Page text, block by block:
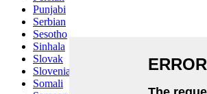
Punjabi
Serbian
Sesotho
Sinhala
Slovak
Slovenian
Somali